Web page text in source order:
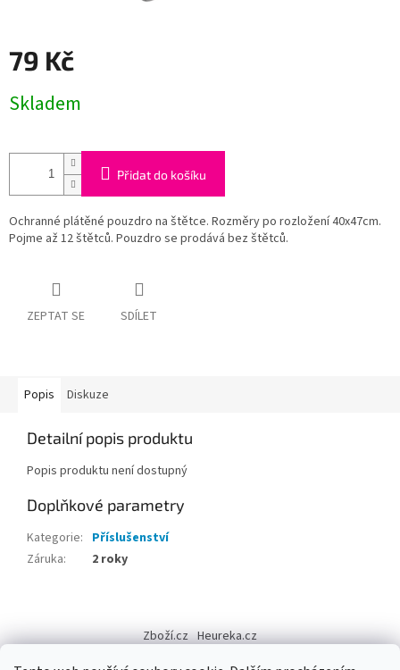
79 Kč
cena:
Skladem
Přidat do košíku
Ochranné plátěné pouzdro na štětce. Rozměry po rozložení 40x47cm.
Pojme až 12 štětců. Pouzdro se prodává bez štětců.
ZEPTAT SE SDÍLET
Popis Diskuze
Detailní popis produktu
Popis produktu není dostupný
Doplňkové parametry
Kategorie: Příslušenství
Záruka: 2 roky
p
Zboží.cz Heureka.cz